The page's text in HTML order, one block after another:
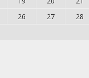
26 27 28